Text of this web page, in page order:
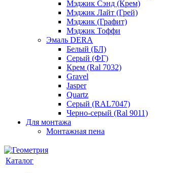
Мэджик Сэнд (Крем)
Мэджик Лайт (Грей)
Мэджик (Графит)
Мэджик Тоффи
Эмаль DERA
Белый (БЛ)
Серый (ФГ)
Крем (Ral 7032)
Gravel
Jasper
Quartz
Серый (RAL7047)
Черно-серый (Ral 9011)
Для монтажа
Монтажная пена
Каталог